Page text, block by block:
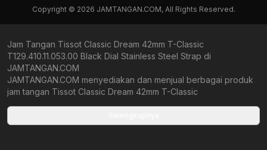
Copyright © 2026 JAMTANGAN.COM, All Rights Reserved.
Jam Tangan Tissot Classic Dream 42mm T-Classic
T129.410.11.053.00 Black Dial Stainless Steel Strap di
JAMTANGAN.COM
JAMTANGAN.COM menyediakan dan menjual berbagai produk
jam tangan Tissot Classic Dream 42mm T-Classic
Kami berkomitmen untuk memberi penawaran terbaik bagi